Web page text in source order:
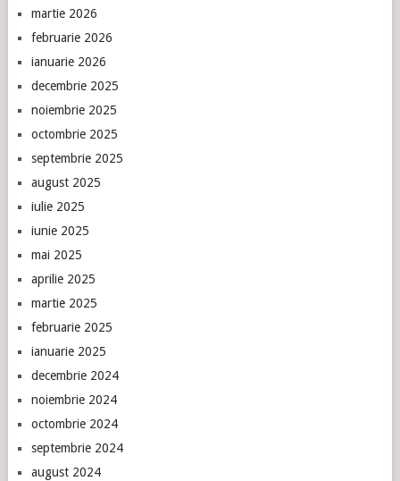
martie 2026
februarie 2026
ianuarie 2026
decembrie 2025
noiembrie 2025
octombrie 2025
septembrie 2025
august 2025
iulie 2025
iunie 2025
mai 2025
aprilie 2025
martie 2025
februarie 2025
ianuarie 2025
decembrie 2024
noiembrie 2024
octombrie 2024
septembrie 2024
august 2024